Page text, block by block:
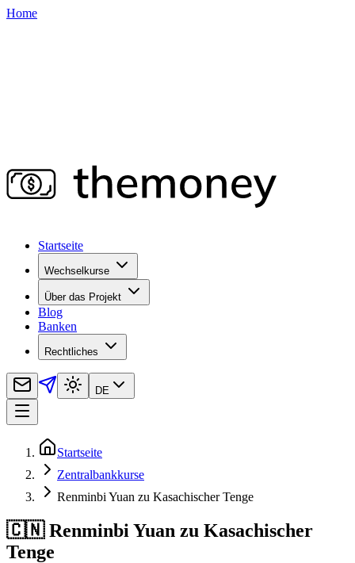
Home
Startseite
Wechselkurse
Über das Projekt
Blog
Banken
Rechtliches
DE
Startseite
Zentralbankkurse
Renminbi Yuan zu Kasachischer Tenge
🇨🇳 Renminbi Yuan zu Kasachischer
Tenge